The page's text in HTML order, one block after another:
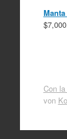
$
Con
von